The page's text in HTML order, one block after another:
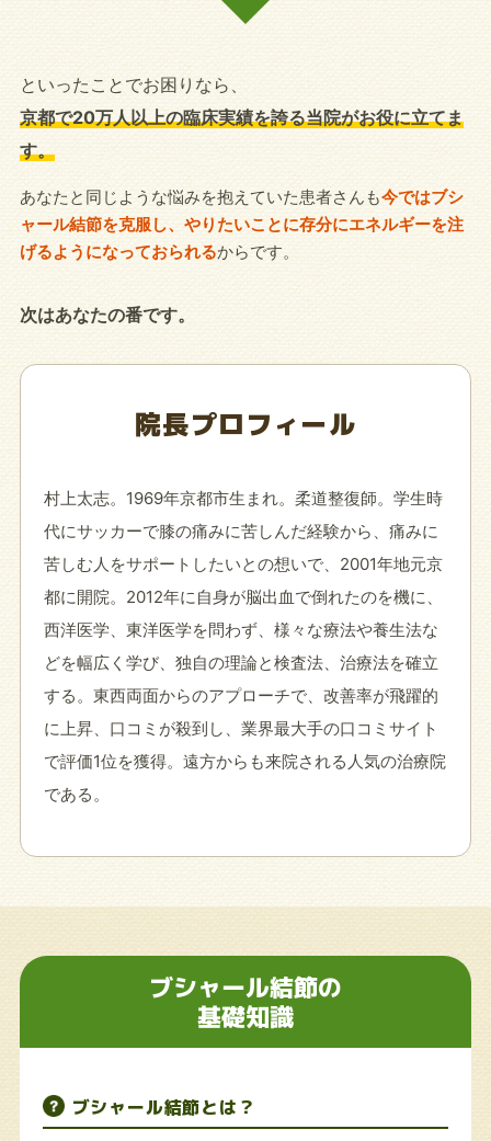
といったことでお困りなら、
京都で20万人以上の臨床実績を誇る当院がお役に立てま
す。
あなたと同じような悩みを抱えていた患者さんも今ではブシ
ャール結節を克服し、やりたいことに存分にエネルギーを注
げるようになっておられるからです。
次はあなたの番です。
院長プロフィール
村上太志。1969年京都市生まれ。柔道整復師。学生時
代にサッカーで膝の痛みに苦しんだ経験から、痛みに
苦しむ人をサポートしたいとの想いで、2001年地元京
都に開院。2012年に自身が脳出血で倒れたのを機に、
西洋医学、東洋医学を問わず、様々な療法や養生法な
どを幅広く学び、独自の理論と検査法、治療法を確立
する。東西両面からのアプローチで、改善率が飛躍的
に上昇、口コミが殺到し、業界最大手の口コミサイト
で評価1位を獲得。遠方からも来院される人気の治療院
である。
ブシャール結節の
基礎知識
ブシャール結節とは？